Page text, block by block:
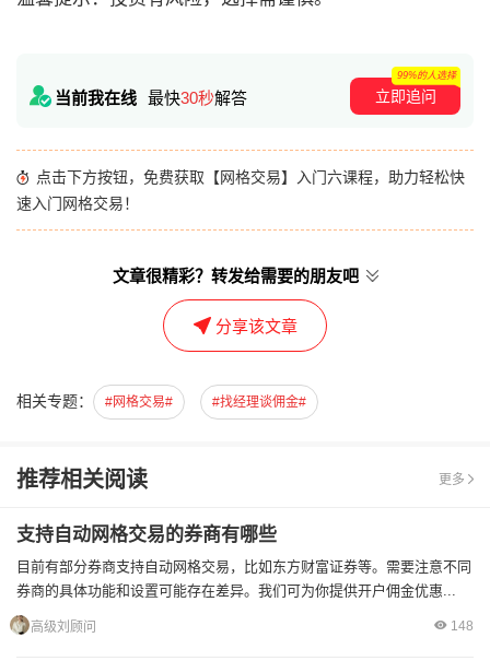
当前我在线 最快30秒解答 立即追问
99%的人选择
点击下方按钮，免费获取【网格交易】入门六课程，助力轻松快
速入门网格交易！
文章很精彩？转发给需要的朋友吧
分享该文章
相关专题： #网格交易# #找经理谈佣金#
推荐相关阅读 更多
支持自动网格交易的券商有哪些
目前有部分券商支持自动网格交易，比如东方财富证券等。需要注意不同
券商的具体功能和设置可能存在差异。我们可为你提供开户佣金优惠...
高级刘顾问 148